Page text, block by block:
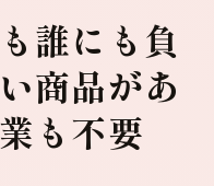
誰にも負
商品があ
も不要